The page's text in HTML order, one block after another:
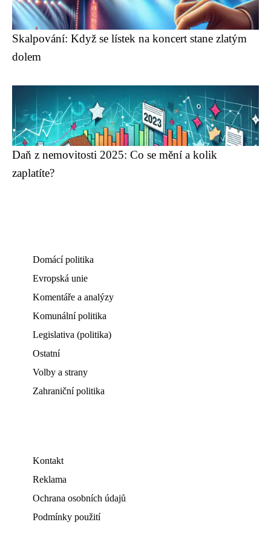
Skalpování: Když se lístek na koncert stane zlatým
dolem
Daň z nemovitosti 2025: Co se mění a kolik
zaplatíte?
Domácí politika
Evropská unie
Komentáře a analýzy
Komunální politika
Legislativa (politika)
Ostatní
Volby a strany
Zahraniční politika
Kontakt
Reklama
Ochrana osobních údajů
Podmínky použití